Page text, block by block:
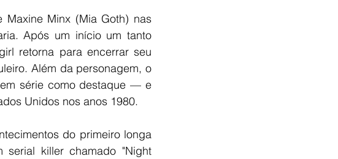
Minx (Mia Goth) nas
Após um início um tanto
retorna para encerrar seu
Além da personagem, o
série como destaque — e
Unidos nos anos 1980.
do primeiro longa
killer chamado "Night